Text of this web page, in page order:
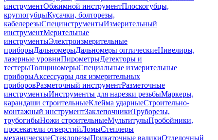
инструментОбжимной инструментПлоскогубцы,
круглогубцыКусачки, болторезы,
кабелерезыСпецинструментыИзмерительный
инструментМерительные
инструментыЭлектроизмерительные
приборыДальномерыДальномеры оптическиеНивелиры,
лазерные уровниПирометрыДетекторы и
тестерыТолщиномерыСпециальные измерительные
приборыАксессуары для измерительных
приборовРазметочный инструментРазметочные
инструментыИнструменты для нарезки резьбыМаркеры,
карандаши строительныеКлейма ударныеСтроительно-
монтажный инструментЗаклепочникиТруборезы,
трубогибыНожи строительныеМультитулыПробойники,
просекатели отверстийЛомыСтеплеры
механическиеСтеклорезыПрикаточные валикиОтделочный